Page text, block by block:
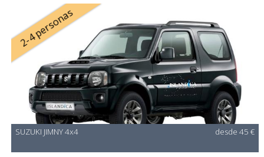
2-4 personas
SUZUKI JIMNY 4x4 desde 45 €